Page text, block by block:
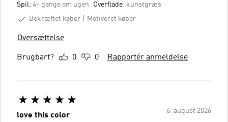
Spil: 4+ gange om ugen Overflade: kunstgræs
Bekræftet køber
Motiveret køber
Oversættelse
Brugbart? 0 0 Rapportér anmeldelse
6. august 2026
love this color